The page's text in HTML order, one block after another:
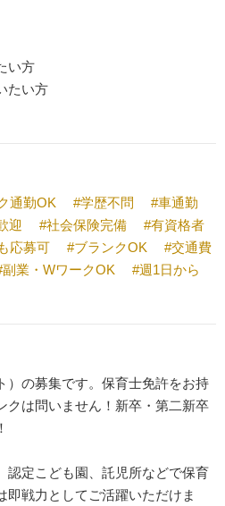
い方
たい方
通勤OK #学歴不問
#車通勤
迎 #社会保険完備
#有資格者
応募可 #ブランクOK
#交通費
副業・WワークOK
#週1日から
）の募集です。保育士免許をお持
クは問いません！新卒・第二新卒
認定こども園、託児所などで保育
即戦力としてご活躍いただけま